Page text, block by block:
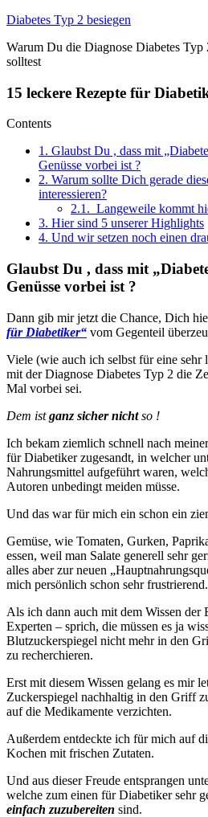
Zum
springen
Diabetes Typ 2 besiegen
Warum Du die Diagnose Diabetes Typ
solltest
15 leckere Rezepte für
Contents
1. Glaubst Du , dass mit
Genüsse vorbei ist ?
2. Warum sollte Dich gerade
interessieren?
2.1. Langeweile kommt
3. Hier sind 5 unserer Highlights
4. Und wir setzen noch einen
Glaubst Du , dass mit
Genüsse vorbei ist ?
Dann gib mir jetzt die Chance, Dich
für Diabetiker“ vom Gegenteil
Viele (wie auch ich selbst für eine sehr
mit der Diagnose Diabetes Typ 2 die
Mal vorbei sei.
Dem istganz sicher nichtso !
Ich bekam ziemlich schnell nach
für Diabetiker zugesandt, in welcher
Nahrungsmittel aufgeführt waren,
Autoren unbedingt meiden müsse.
Und das war für mich ein schon ein
Gemüse, wie Tomaten, Gurken,
essen, weil man Salate generell sehr
alles aber zur neuen
mich persönlich schon sehr frustrierend.
Als ich dann auch mit dem Wissen der
Experten – sprich, die müssen es ja
Blutzuckerspiegel nicht mehr in den
zu recherchieren.
Erst mit diesem Wissen gelang es mir
Zuckerspiegel nachhaltig in den Griff
auf die Medikamente verzichten.
Außerdem entdeckte ich für mich auf
Kochen mit frischen Zutaten.
Und aus dieser Freude entsprangen
welche zum einen für Diabetiker sehr
einfach zuzubereiten sind.